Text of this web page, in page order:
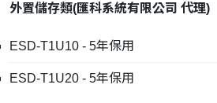
外置儲存類(匯科系統有限公司 代理)
ESD-T1U10 - 5年保用
ESD-T1U20 - 5年保用